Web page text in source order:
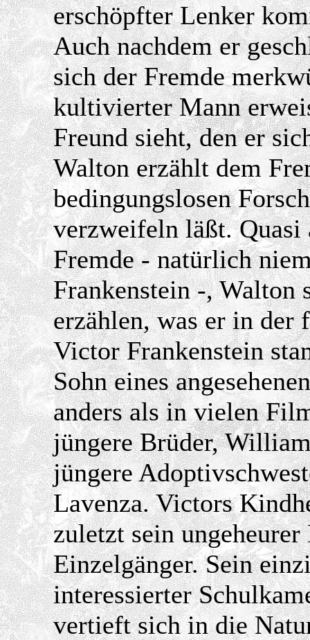
erschöpfter Lenker
Auch nachdem er
sich der Fremde
kultivierter Mann
Freund sieht, den er
Walton erzählt dem
bedingungslosen
verzweifeln läßt. Quasi
Fremde - natürlich
Frankenstein -, Walton
erzählen, was er in der
Victor Frankenstein
Sohn eines
anders als in vielen
jüngere Brüder,
jüngere
Lavenza. Victors
zuletzt sein
Einzelgänger. Sein
interessierter
vertieft sich in die